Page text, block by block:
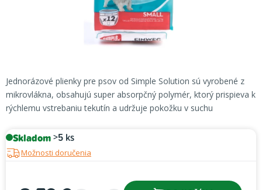
Jednorázové plienky pre psov od Simple Solution sú vyrobené z
mikrovlákna, obsahujú super absorpčný polymér, ktorý prispieva k
rýchlemu vstrebaniu tekutín a udržuje pokožku v suchu
Skladom>5 ks
Možnosti doručenia